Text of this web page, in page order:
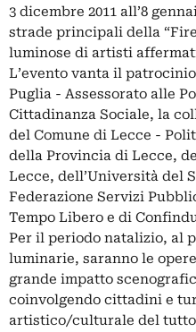
3 dicembre 2011 all’8
strade principali della
luminose di artisti
L’evento vanta il
Puglia - Assessorato alle
Cittadinanza Sociale, la
del Comune di Lecce -
della Provincia di Lecce,
Lecce, dell’Università del
Federazione Servizi
Tempo Libero e di
Per il periodo natalizio, al
luminarie, saranno le
grande impatto
coinvolgendo cittadini e
artistico/culturale del